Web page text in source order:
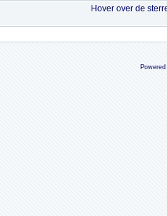
Hover over de